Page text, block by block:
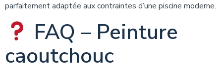
parfaitement adaptée aux contraintes d’une piscine moderne.
FAQ – Peinture
caoutchouc